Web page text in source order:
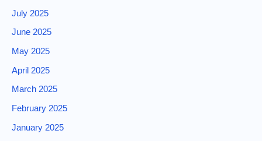
July 2025
June 2025
May 2025
April 2025
March 2025
February 2025
January 2025